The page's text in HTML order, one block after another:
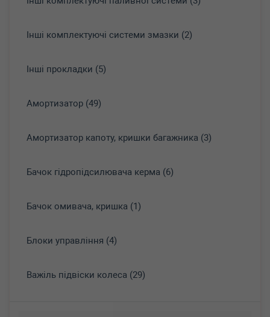
Інші комплектуючі системи змазки (2)
Інші прокладки (5)
Амортизатор (49)
Амортизатор капоту, кришки багажника (3)
Бачок гідропідсилювача керма (6)
Бачок омивача, кришка (1)
Блоки управління (4)
Важіль підвіски колеса (29)